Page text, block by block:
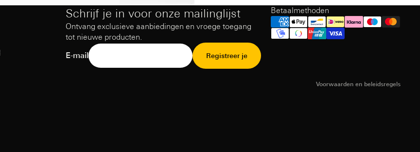
Schrijf je in voor onze mailinglijst
Ontvang exclusieve aanbiedingen en vroege toegang
tot nieuwe producten.
E-mail
Registreer je
Betaalmethoden
Voorwaarden en beleidsregels
Terugbetalingsbeleid
Privacybeleid
Gebruiksvoorwaarden